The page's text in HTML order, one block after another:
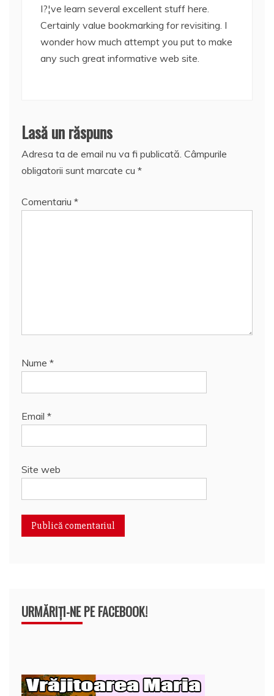
I?¦ve learn several excellent stuff here.
Certainly value bookmarking for revisiting. I
wonder how much attempt you put to make
any such great informative web site.
Lasă un răspuns
Adresa ta de email nu va fi publicată. Câmpurile
obligatorii sunt marcate cu *
Comentariu *
Nume *
Email *
Site web
URMĂRIȚI-NE PE FACEBOOK!